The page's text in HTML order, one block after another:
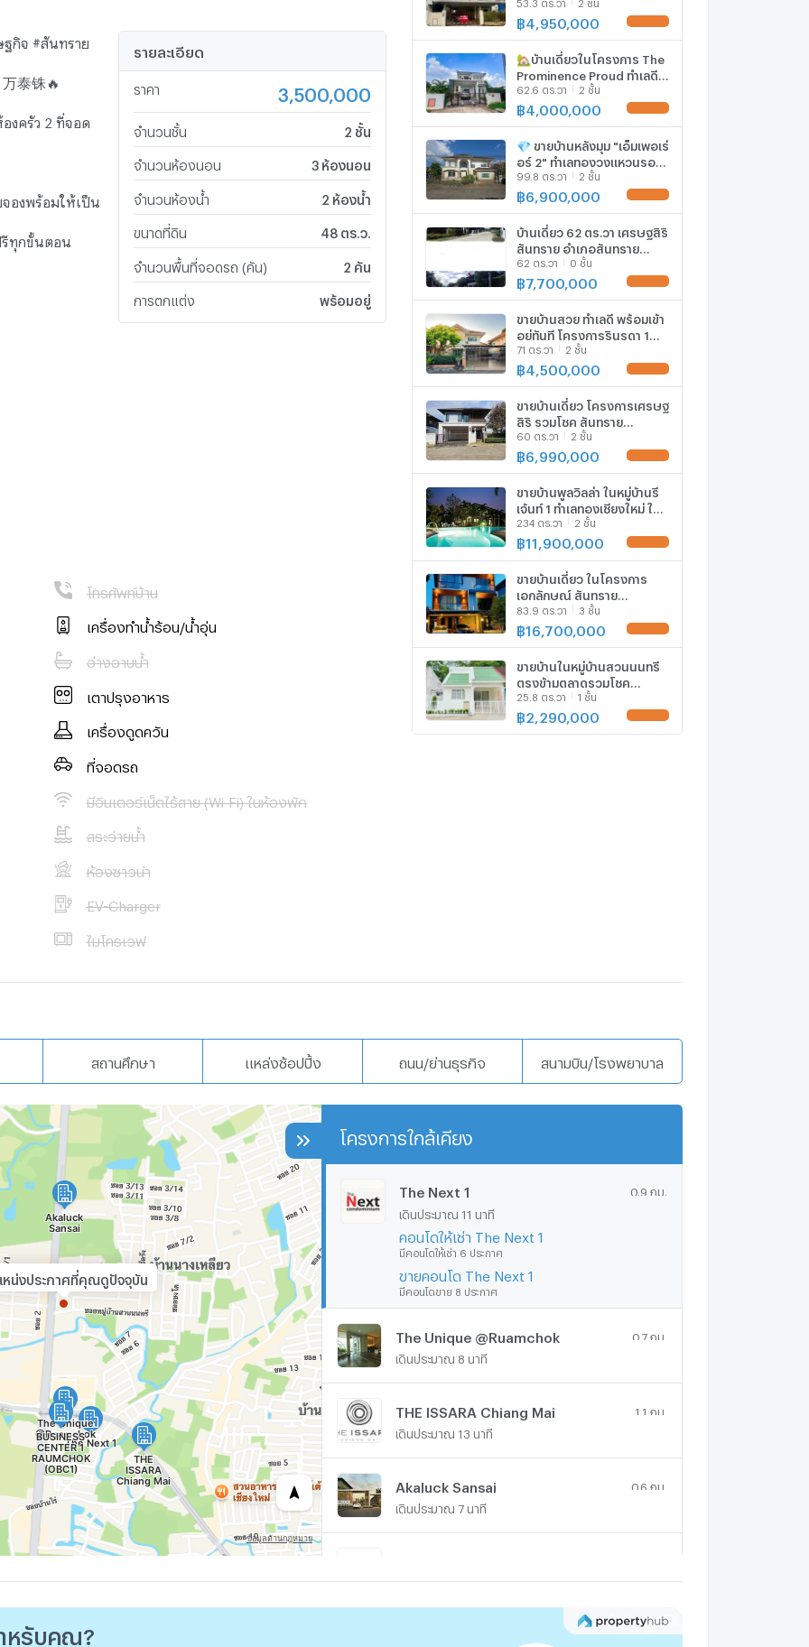
ฐกิจ #สันทราย
泰铢🔥
งครัว 2 ที่จอด
องพร้อมให้เป็น
รีทุกขั้นตอน
3198948,
รายละเอียด
ราคา 3,500,000
จำนวนชั้น 2 ชั้น
จำนวนห้องนอน 3 ห้องนอน
จำนวนห้องน้ำ 2 ห้องน้ำ
ขนาดที่ดิน 48 ตร.ว.
จำนวนพื้นที่จอดรถ (คัน) 2 คัน
การตกแต่ง พร้อมอยู่
โทรศัพท์บ้าน
เครื่องทำน้ำร้อน/น้ำอุ่น
อ่างอาบน้ำ
เตาปรุงอาหาร
เครื่องดูดควัน
ที่จอดรถ
มีอินเตอร์เน็ตไร้สาย (Wi-Fi) ในห้องพัก
สระว่ายน้ำ
ห้องซาวน่า
EV-Charger
ไมโครเวฟ
4.95 ลบ. 📞063-6649056
฿ 4,950,000
🏡บ้านเดี่ยวในโครงการ The
Prominence Proud ทำเลดี
ใกล้สี่แยกรวมโชค เดินทาง
สะดวก
62.6 ตร.วา 2 ชั้น
฿ 4,000,000
💎 ขายบ้านหลังมุม "เอ็มเพอเร่
อร์ 2" ทำเลทองวงแหวนรอบ
2 ใกล้โลตัสรวมโชค T. 063-
6649056
99.8 ตร.วา 2 ชั้น
฿6,900,000
บ้านเดี่ยว 62 ตร.วา เศรษฐสิริ
สันทราย อำเภอสันทราย
จังหวัดเชียงใหม่ 5.4M
62 ตร.วา 0 ชั้น
฿7,700,000
ขายบ้านสวย ทำเลดี พร้อมเข้า
อยู่ทันที โครงการรินรดา 1
เชียงใหม่ บ้านสวยเฟอร์ครบ
เดินทางง่าย สะดวกสบาย น้ำ
71 ตร.วา 2 ชั้น
฿ 4,500,000
ขายบ้านเดี่ยว โครงการเศรษฐ
สิริ รวมโชค สันทราย
เชียงใหม่ พร้อมเฟอร์นิเจอร์
ครบ เข้าอยู่ได้ทันที (H358)
60 ตร.วา 2 ชั้น
฿6,990,000
ขายบ้านพูลวิลล่า ในหมู่บ้านรี
เจ้นท์ 1 ทำเลทองเชียงใหม่ ใกล้
เซ็นทรัลเฟสติวัล
T.0946511456
234 ตร.วา 2 ชั้น
฿11,900,000
ขายบ้านเดี่ยว ในโครงการ
เอกลักษณ์ สันทราย
(Akaluck) เชียงใหม่ พร้อมบิ
วท์อิน ไม่รวมเฟอร์ฯ
83.9 ตร.วา 3 ชั้น
฿16,700,000
ขายบ้านในหมู่บ้านสวนนนทรี
ตรงข้ามตลาดรวมโชค
เชียงใหม่ เฟอร์นิเจอร์ครบ
T.0946511456
25.8 ตร.วา 1 ชั้น
฿2,290,000
สถานศึกษา แหล่งช้อปปิ้ง ถนน/ย่านธุรกิจ สนามบิน/โรงพยาบาล
โครงการใกล้เคียง
The Next 1 0.9 กม.
เดินประมาณ 11 นาที
คอนโดให้เช่า The Next 1
มีคอนโดให้เช่า 6 ประกาศ
ขายคอนโด The Next 1
มีคอนโดขาย 8 ประกาศ
The Unique @Ruamchok 0.7 กม.
เดินประมาณ 8 นาที
THE ISSARA Chiang Mai 1.1 กม.
เดินประมาณ 13 นาที
Akaluck Sansai 0.6 กม.
เดินประมาณ 7 นาที
เดินประมาณ 9 นาที
Golden Town Chiang Mai - Kad Ruamchok 1 กม.
หน่งประกาศที่คุณดูปัจจุบัน
ำหรับคุณ?